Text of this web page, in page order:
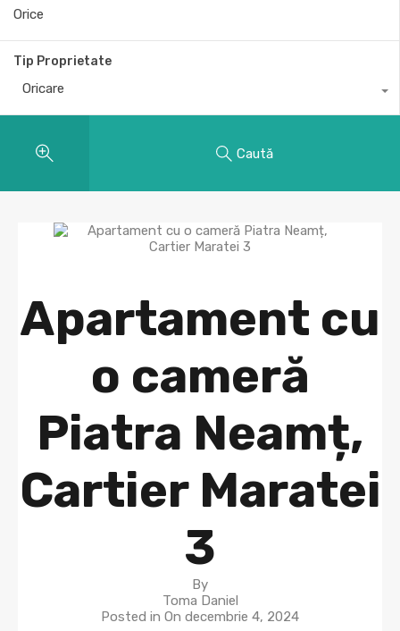
Tip Proprietate
Oricare
Caută
Apartament cu
o cameră
Piatra Neamț,
Cartier Maratei
3
By
Toma Daniel
Posted in On decembrie 4, 2024